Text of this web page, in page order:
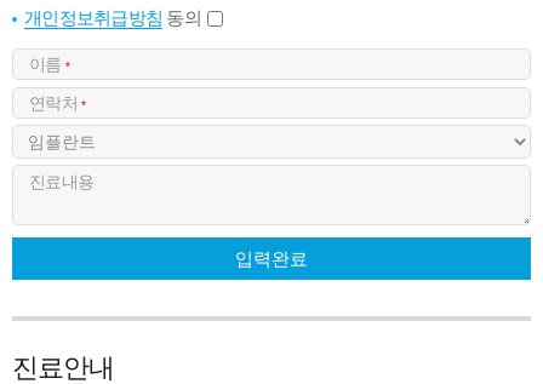
진료안내
개인정보취급방침 동의
이름 *
연락처*
진료내용
입력완료